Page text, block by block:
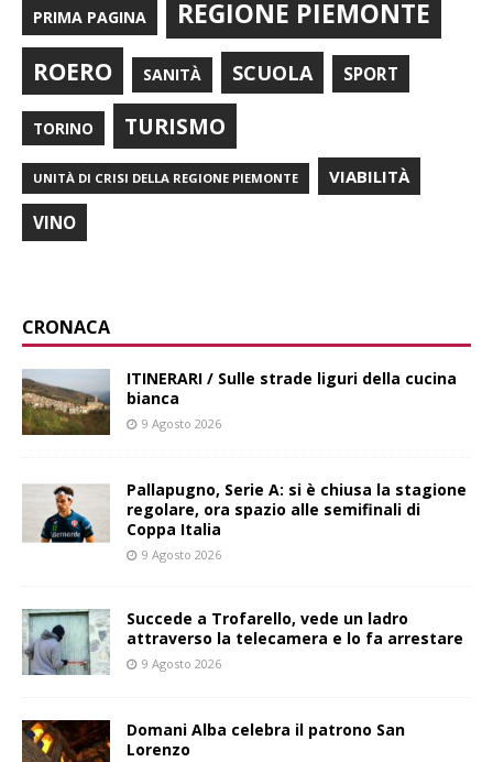
PRIMA PAGINA REGIONE PIEMONTE
ROERO SANITÀ SCUOLA SPORT
TORINO TURISMO
UNITÀ DI CRISI DELLA REGIONE PIEMONTE VIABILITÀ
VINO
CRONACA
ITINERARI / Sulle strade liguri della cucina
bianca
9 Agosto 2026
Pallapugno, Serie A: si è chiusa la stagione
regolare, ora spazio alle semifinali di
Coppa Italia
9 Agosto 2026
Succede a Trofarello, vede un ladro
attraverso la telecamera e lo fa arrestare
9 Agosto 2026
Domani Alba celebra il patrono San
Lorenzo